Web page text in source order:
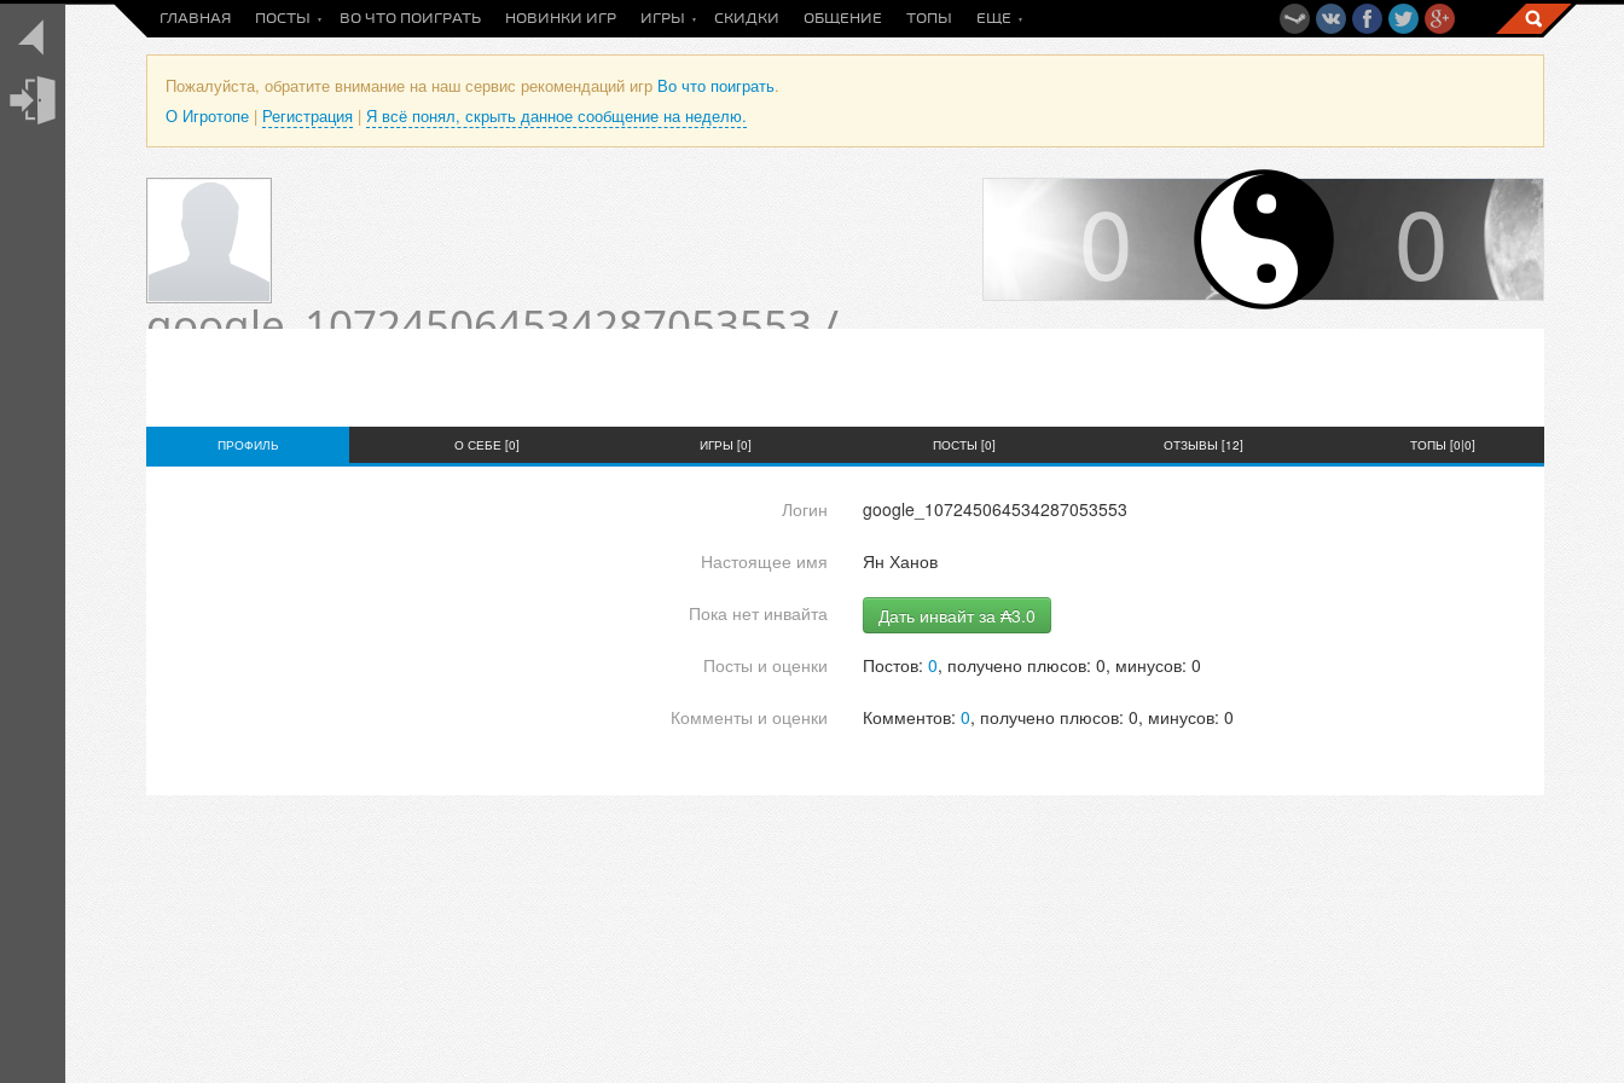
ГЛАВНАЯ ПОСТЫ ВО ЧТО ПОИГРАТЬ НОВИНКИ ИГР ИГРЫ СКИДКИ ОБЩЕНИЕ ТОПЫ ЕЩЕ
Пожалуйста, обратите внимание на наш сервис рекомендаций игр Во что поиграть.
О Игротопе | Регистрация | Я всё понял, скрыть данное сообщение на неделю.
google_107245064534287053553 /
0 0
ПРОФИЛЬ О СЕБЕ [0] ИГРЫ [0] ПОСТЫ [0] ОТЗЫВЫ [12] ТОПЫ [0|0]
Логин google_107245064534287053553
Настоящее имя Ян Ханов
Пока нет инвайта Дать инвайт за ₳3.0
Посты и оценки Постов: 0, получено плюсов: 0, минусов: 0
Комменты и оценки Комментов: 0, получено плюсов: 0, минусов: 0